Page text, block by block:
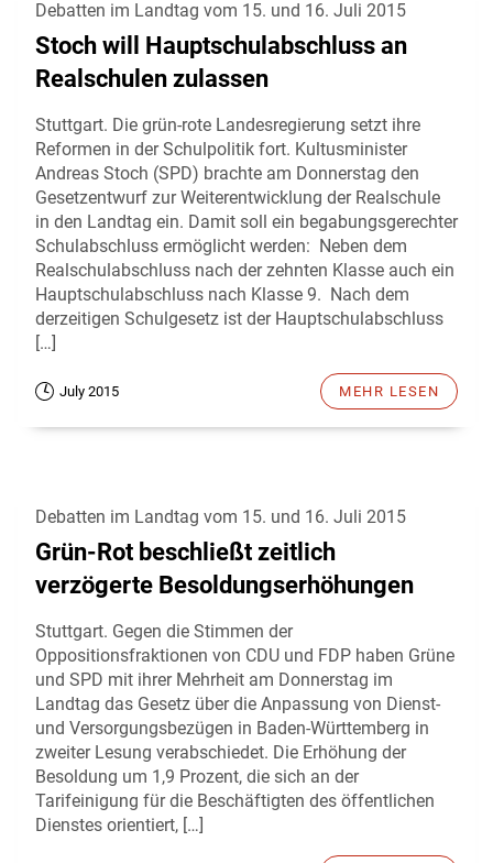
Debatten im Landtag vom 15. und 16. Juli 2015
Stoch will Hauptschulabschluss an
Realschulen zulassen
Stuttgart. Die grün-rote Landesregierung setzt ihre
Reformen in der Schulpolitik fort. Kultusminister
Andreas Stoch (SPD) brachte am Donnerstag den
Gesetzentwurf zur Weiterentwicklung der Realschule
in den Landtag ein. Damit soll ein begabungsgerechter
Schulabschluss ermöglicht werden: Neben dem
Realschulabschluss nach der zehnten Klasse auch ein
Hauptschulabschluss nach Klasse 9. Nach dem
derzeitigen Schulgesetz ist der Hauptschulabschluss
[…]
July 2015 MEHR LESEN
Debatten im Landtag vom 15. und 16. Juli 2015
Grün-Rot beschließt zeitlich
verzögerte Besoldungserhöhungen
Stuttgart. Gegen die Stimmen der
Oppositionsfraktionen von CDU und FDP haben Grüne
und SPD mit ihrer Mehrheit am Donnerstag im
Landtag das Gesetz über die Anpassung von Dienst-
und Versorgungsbezügen in Baden-Württemberg in
zweiter Lesung verabschiedet. Die Erhöhung der
Besoldung um 1,9 Prozent, die sich an der
Tarifeinigung für die Beschäftigten des öffentlichen
Dienstes orientiert, […]